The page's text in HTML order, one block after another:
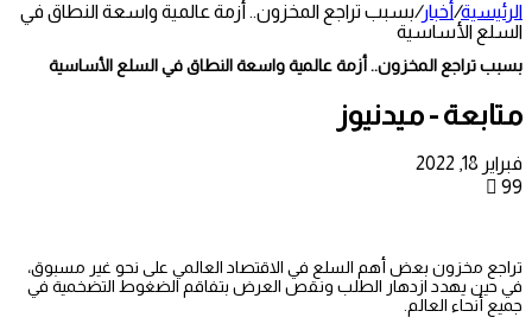
الرئيسية/أخبار/بسبب تراجع المخزون.. أزمة عالمية واسعة النطاق في
السلع الأساسية
بسبب تراجع المخزون.. أزمة عالمية واسعة النطاق في السلع الأساسية
متابعة - ميدنيوز
فبراير 18, 2022
99
تراجع مخزون بعض أهم السلع في الاقتصاد العالمي على نحو غير مسبوق،
في حين يهدد ازدهار الطلب ونقص العرض بتفاقم الضغوط التضخمية في
جميع أنحاء العالم.